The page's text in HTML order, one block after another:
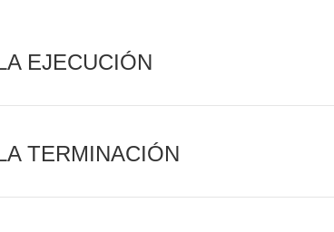
EJECUCIÓN
TERMINACIÓN